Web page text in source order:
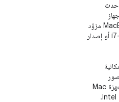
MacBook Pro 2016 مزوّد
بمعالج i7-4770HQ أو إصدار
Google" على أجهزة Mac